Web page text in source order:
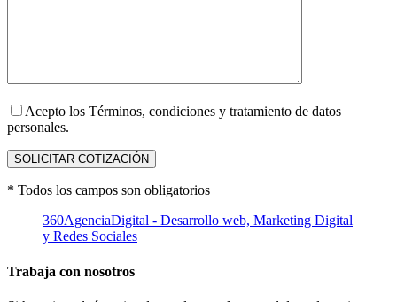
Acepto los Términos, condiciones y tratamiento de datos
personales.
* Todos los campos son obligatorios
360AgenciaDigital - Desarrollo web, Marketing Digital
y Redes Sociales
Trabaja con nosotros